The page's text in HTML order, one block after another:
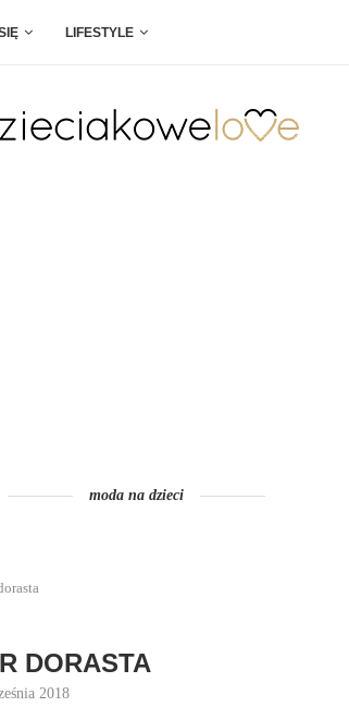
LIFESTYLE
moda na dzieci
DORASTA
2018